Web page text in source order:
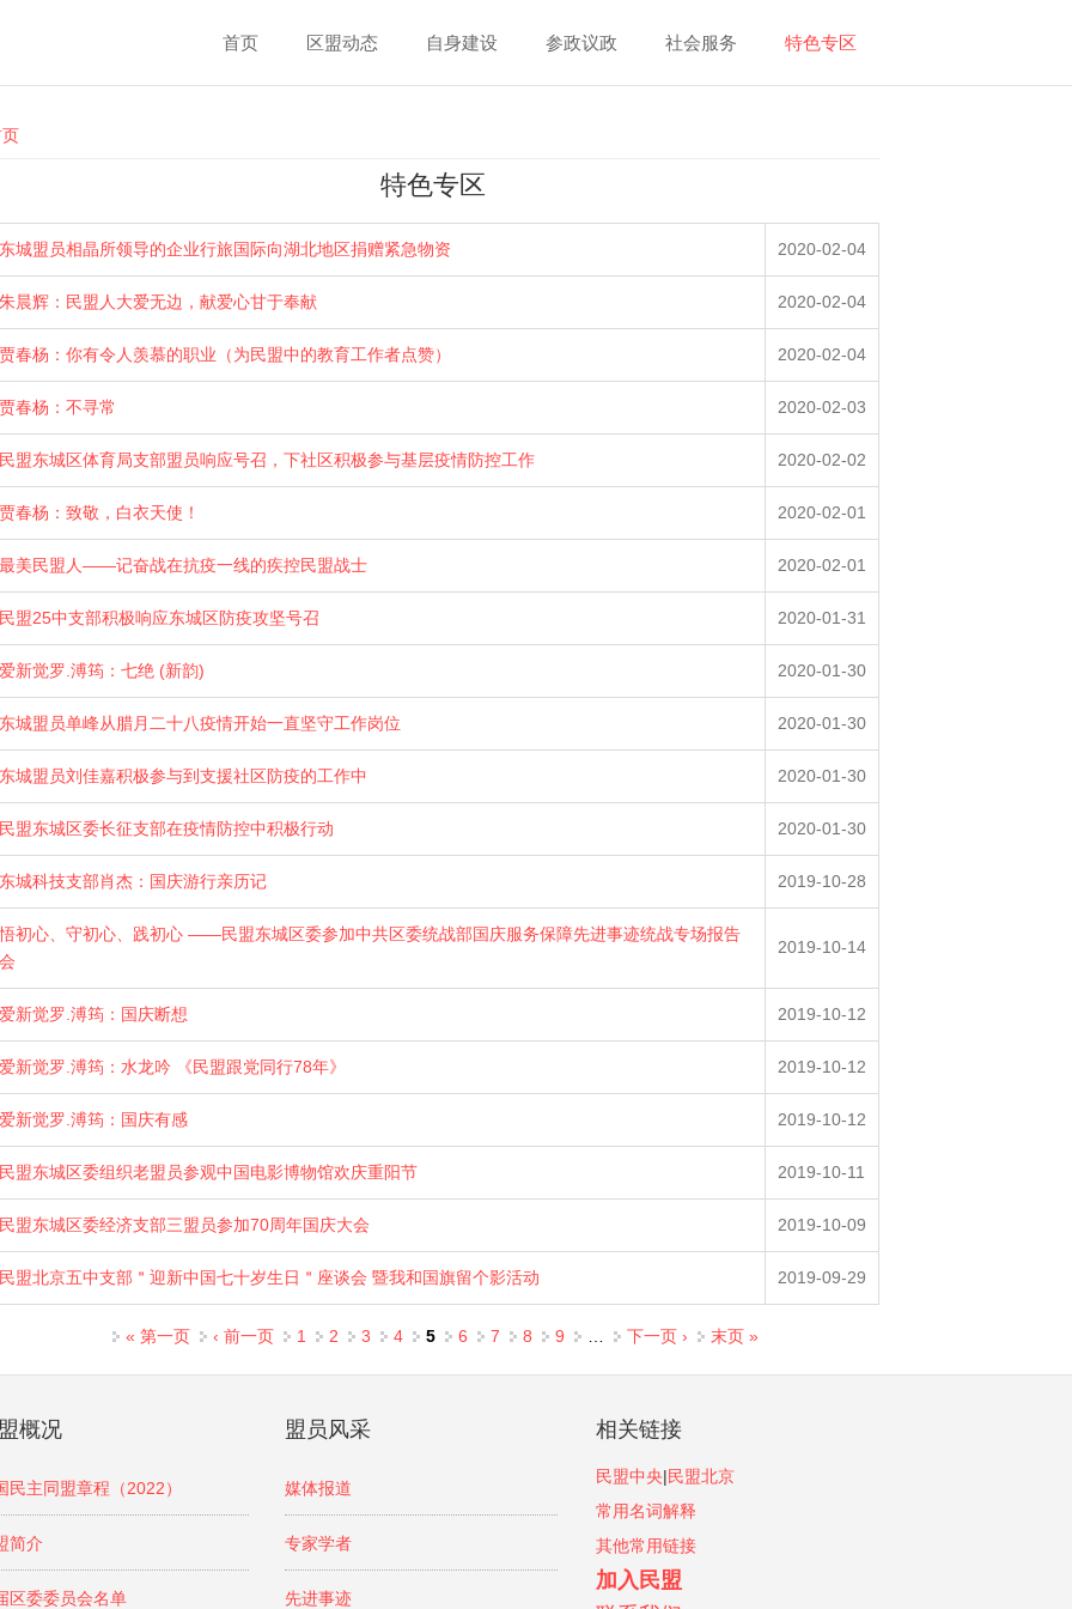
首页 区盟动态 自身建设 参政议政 社会服务 特色专区
are here
特色专区
东城盟员相晶所领导的企业行旅国际向湖北地区捐赠紧急物资 2020-02-04
朱晨辉：民盟人大爱无边，献爱心甘于奉献 2020-02-04
贾春杨：你有令人羡慕的职业（为民盟中的教育工作者点赞） 2020-02-04
贾春杨：不寻常 2020-02-03
民盟东城区体育局支部盟员响应号召，下社区积极参与基层疫情防控工作 2020-02-02
贾春杨：致敬，白衣天使！ 2020-02-01
最美民盟人——记奋战在抗疫一线的疾控民盟战士 2020-02-01
民盟25中支部积极响应东城区防疫攻坚号召 2020-01-31
爱新觉罗.溥筠：七绝 (新韵) 2020-01-30
东城盟员单峰从腊月二十八疫情开始一直坚守工作岗位 2020-01-30
东城盟员刘佳嘉积极参与到支援社区防疫的工作中 2020-01-30
民盟东城区委长征支部在疫情防控中积极行动 2020-01-30
东城科技支部肖杰：国庆游行亲历记 2019-10-28
悟初心、守初心、践初心 ——民盟东城区委参加中共区委统战部国庆服务保障先进事迹统战专场报告
会
2019-10-14
爱新觉罗.溥筠：国庆断想 2019-10-12
爱新觉罗.溥筠：水龙吟 《民盟跟党同行78年》 2019-10-12
爱新觉罗.溥筠：国庆有感 2019-10-12
民盟东城区委组织老盟员参观中国电影博物馆欢庆重阳节 2019-10-11
民盟东城区委经济支部三盟员参加70周年国庆大会 2019-10-09
民盟北京五中支部＂迎新中国七十岁生日＂座谈会 暨我和国旗留个影活动 2019-09-29
« 第一页 ‹ 前一页 1 2 3 4 5 6 7 8 9 下一页 › 末页 »
概况
民主同盟章程（2022）
简介
区委委员会名单
盟员风采
媒体报道
专家学者
先进事迹
相关链接
民盟中央|民盟北京
常用名词解释
其他常用链接
加入民盟